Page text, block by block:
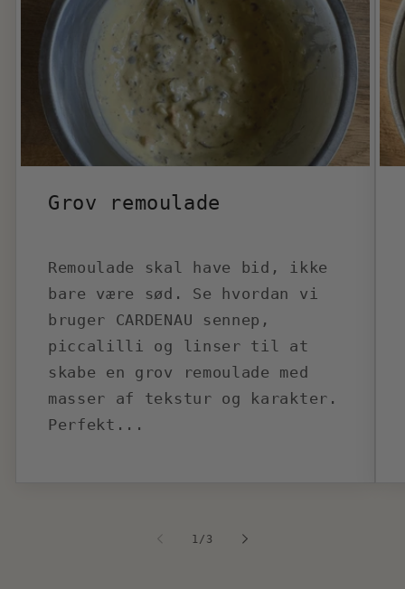
Grov remoulade
Remoulade skal have bid, ikke
bare være sød. Se hvordan vi
bruger CARDENAU sennep,
piccalilli og linser til at
skabe en grov remoulade med
masser af tekstur og karakter.
Perfekt...
1 /af
3